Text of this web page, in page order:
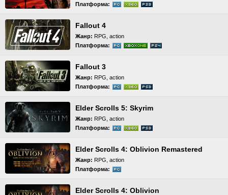
Платформа:
Fallout 4
Жанр: RPG, action
Платформа:
Fallout 3
Жанр: RPG, action
Платформа:
Elder Scrolls 5: Skyrim
Жанр: RPG, action
Платформа:
Elder Scrolls 4: Oblivion Remastered
Жанр: RPG, action
Платформа:
Elder Scrolls 4: Oblivion